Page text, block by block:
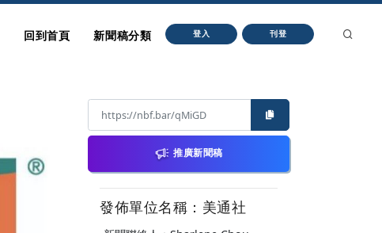
回到首頁 新聞稿分類 登入 刊登
推廣新聞稿
發佈單位名稱：美通社